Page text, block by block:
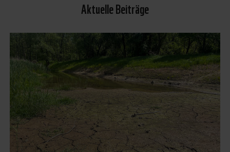
Aktuelle Beiträge